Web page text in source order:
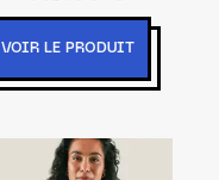
VOIR LE PRODUIT